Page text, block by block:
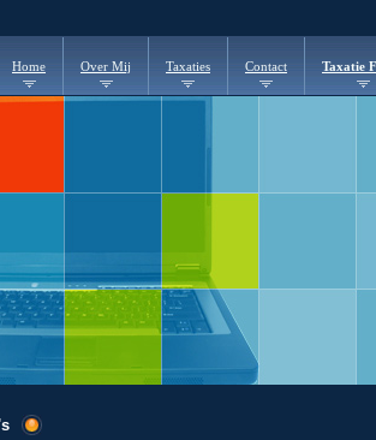
Home Over Mij Taxaties Contact Taxatie